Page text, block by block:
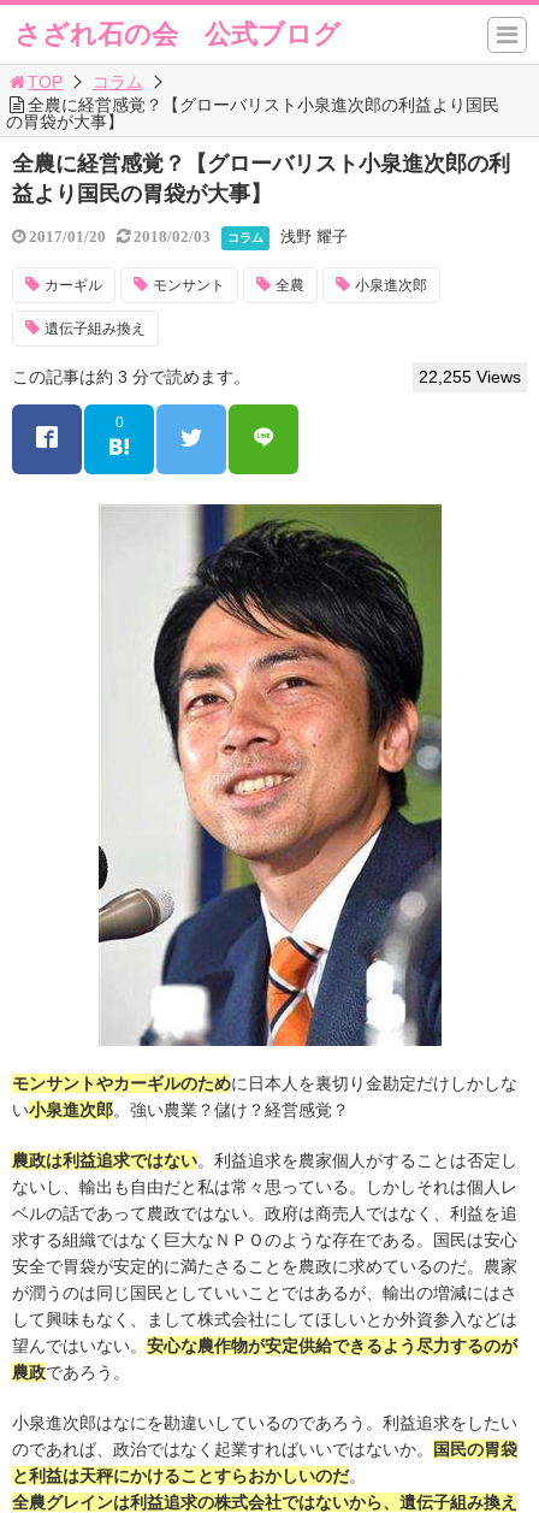
さざれ石の会 公式ブログ
TOP
コラム
全農に経営感覚？【グローバリスト小泉進次郎の利益より国民
の胃袋が大事】
全農に経営感覚？【グローバリスト小泉進次郎の利
益より国民の胃袋が大事】
2017/01/20 2018/02/03 コラム 浅野 耀子
カーギル モンサント 全農 小泉進次郎
遺伝子組み換え
この記事は約 3 分で読めます。 22,255 Views
0
モンサントやカーギルのために日本人を裏切り金勘定だけしかしな
い小泉進次郎。強い農業？儲け？経営感覚？
農政は利益追求ではない。利益追求を農家個人がすることは否定し
ないし、輸出も自由だと私は常々思っている。しかしそれは個人レ
ベルの話であって農政ではない。政府は商売人ではなく、利益を追
求する組織ではなく巨大なＮＰＯのような存在である。国民は安心
安全で胃袋が安定的に満たさることを農政に求めているのだ。農家
が潤うのは同じ国民としていいことではあるが、輸出の増減にはさ
して興味もなく、まして株式会社にしてほしいとか外資参入などは
望んではいない。 安心な農作物が安定供給できるよう尽力するのが
農政であろう。
小泉進次郎はなにを勘違いしているのであろう。利益追求をしたい
のであれば、政治ではなく起業すればいいではないか。
国民の胃袋
と利益は天秤にかけることすらおかしいのだ。
全農グレインは利益追求の株式会社ではないから、遺伝子組み換え